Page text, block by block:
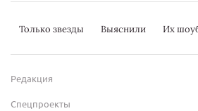
Только звезды Выяснили Их
Редакция
Спецпроекты